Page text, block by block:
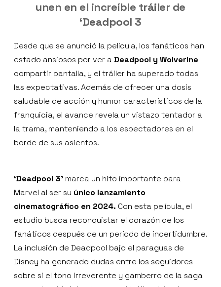
unen en el increíble tráiler de
‘Deadpool 3
Desde que se anunció la película, los fanáticos han
estado ansiosos por ver aDeadpool y Wolverine
compartir pantalla, y el tráiler ha superado todas
las expectativas. Además de ofrecer una dosis
saludable de acción y humor característicos de la
franquicia, el avance revela un vistazo tentador a
la trama, manteniendo a los espectadores en el
borde de sus asientos.
‘Deadpool 3' marca un hito importante para
Marvel al ser su único lanzamiento
cinematográfico en 2024. Con esta película, el
estudio busca reconquistar el corazón de los
fanáticos después de un período de incertidumbre.
La inclusión de Deadpool bajo el paraguas de
Disney ha generado dudas entre los seguidores
sobre si el tono irreverente y gamberro de la saga